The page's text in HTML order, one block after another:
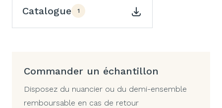
Catalogue 1
Commander un échantillon
Disposez du nuancier ou du demi-ensemble
remboursable en cas de retour